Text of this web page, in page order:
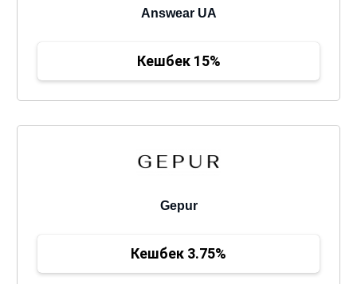
Answear UA
Кешбек 15%
Gepur
Кешбек 3.75%